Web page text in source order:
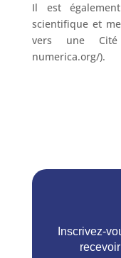
Il est
scientifique et
vers une Cité
numerica.org/).
Inscrivez-